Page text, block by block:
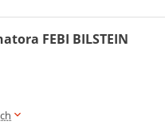
FEBI BILSTEIN